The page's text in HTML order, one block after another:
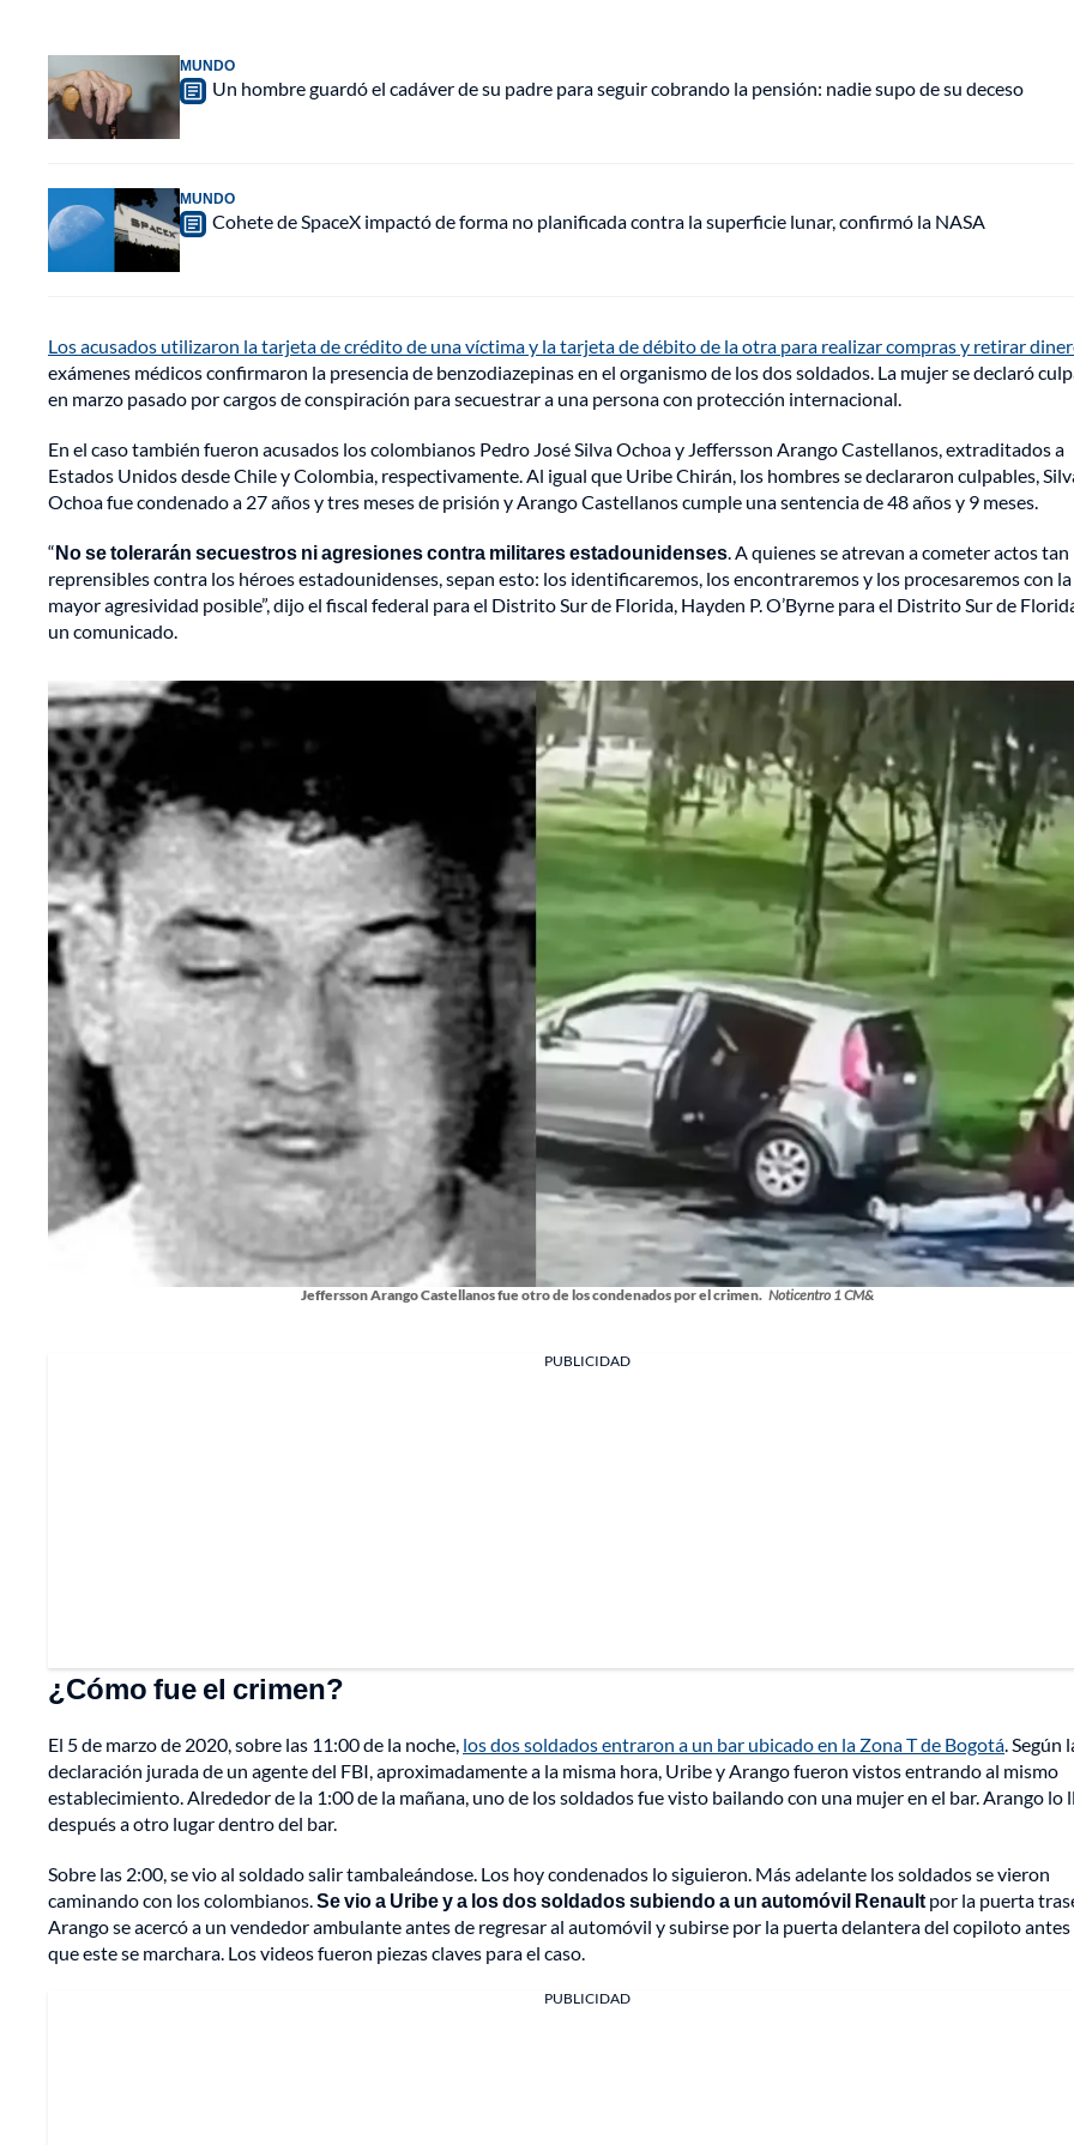
MUNDO
Un hombre guardó el cadáver de su padre para seguir cobrando la pensión: nadie supo de su deceso
MUNDO
Cohete de SpaceX impactó de forma no planificada contra la superficie lunar, confirmó la NASA
Los acusados utilizaron la tarjeta de crédito de una víctima y la tarjeta de débito de la otra para realizar compras y retirar
exámenes médicos confirmaron la presencia de benzodiazepinas en el organismo de los dos soldados. La mujer se declaró
en marzo pasado por cargos de conspiración para secuestrar a una persona con protección internacional.
En el caso también fueron acusados los colombianos Pedro José Silva Ochoa y Jeffersson Arango Castellanos, extraditados a
Estados Unidos desde Chile y Colombia, respectivamente. Al igual que Uribe Chirán, los hombres se declararon culpables,
Ochoa fue condenado a 27 años y tres meses de prisión y Arango Castellanos cumple una sentencia de 48 años y 9 meses.
“No se tolerarán secuestros ni agresiones contra militares estadounidenses. A quienes se atrevan a cometer actos tan
reprensibles contra los héroes estadounidenses, sepan esto: los identificaremos, los encontraremos y los procesaremos con la
mayor agresividad posible”, dijo el fiscal federal para el Distrito Sur de Florida, Hayden P. O’Byrne para el Distrito Sur de
un comunicado.
Jeffersson Arango Castellanos fue otro de los condenados por el crimen. Noticentro 1 CM&
PUBLICIDAD
¿Cómo fue el crimen?
El 5 de marzo de 2020, sobre las 11:00 de la noche, los dos soldados entraron a un bar ubicado en la Zona T de Bogotá. Según
declaración jurada de un agente del FBI, aproximadamente a la misma hora, Uribe y Arango fueron vistos entrando al mismo
establecimiento. Alrededor de la 1:00 de la mañana, uno de los soldados fue visto bailando con una mujer en el bar. Arango lo
después a otro lugar dentro del bar.
Sobre las 2:00, se vio al soldado salir tambaleándose. Los hoy condenados lo siguieron. Más adelante los soldados se vieron
caminando con los colombianos.Se vio a Uribe y a los dos soldados subiendo a un automóvil Renault por la puerta
Arango se acercó a un vendedor ambulante antes de regresar al automóvil y subirse por la puerta delantera del copiloto antes
que este se marchara. Los videos fueron piezas claves para el caso.
PUBLICIDAD